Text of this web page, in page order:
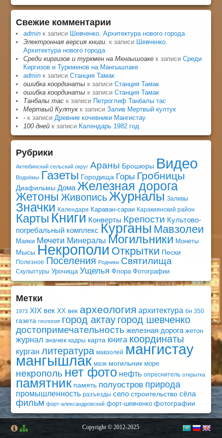
Свежие комментарии
admin к записи Шевченко. Архитектура нового города
Электронная версия книги. к записи Шевченко.
Архитектура нового города
Среди киргизов и туркмен на Мкнгышоаке к записиСреди
Киргизов и Туркменов на Мангышлаке
admin к записиСтанция Тамак
ошибка координаты к записиСтанция Тамак
ошибка координаты к записиСтанция Тамак
Танбалы тас к записи Петроглиф Танбалы тас
Мертвый Култукк записиЗалив Мертвый култук
- к записи Древние кочевники Мангистау
100 дней к записи Календарь 1982 год
Рубрики
Актюбинский сельский округ Араны Брошюры Видео
Водоёмы Газеты Городища Горы Гробницы
Диафильмы Дома Железная дорога
Жетоны Живопись Журналы Заливы
Значки Календари Караван-сараи Каракиянский район
Карты Книги Конверты Крепости Культово-
погребальный комплекс Курганы Мавзолеи
Маяки Мечети Минералы Могильники Монеты
Мысы Некрополи Открытки Пески
Полезное Поселения Родники Святилища
Скульптуры Урочища Ущелья Флора Фотографии
Метки
1973 XIX век XX век археология архитектура бн 350
газета геология город актау город шевченко
достопримечательность железная дорога жетон
журнал значек кадры карта книга координаты
курган литература мавзолей мангистау
мангышлак маэк могильник море
некрополь нет фото нефть опреснитель открытка
памятник память полуостров природа
промышленность разъезды село строительство сёла
фильм форт-александровский форт-шевченко фотографии
Copyright © 2012-2025